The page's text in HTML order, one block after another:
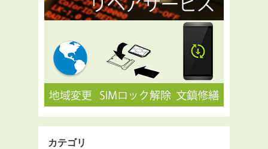
カテゴリ